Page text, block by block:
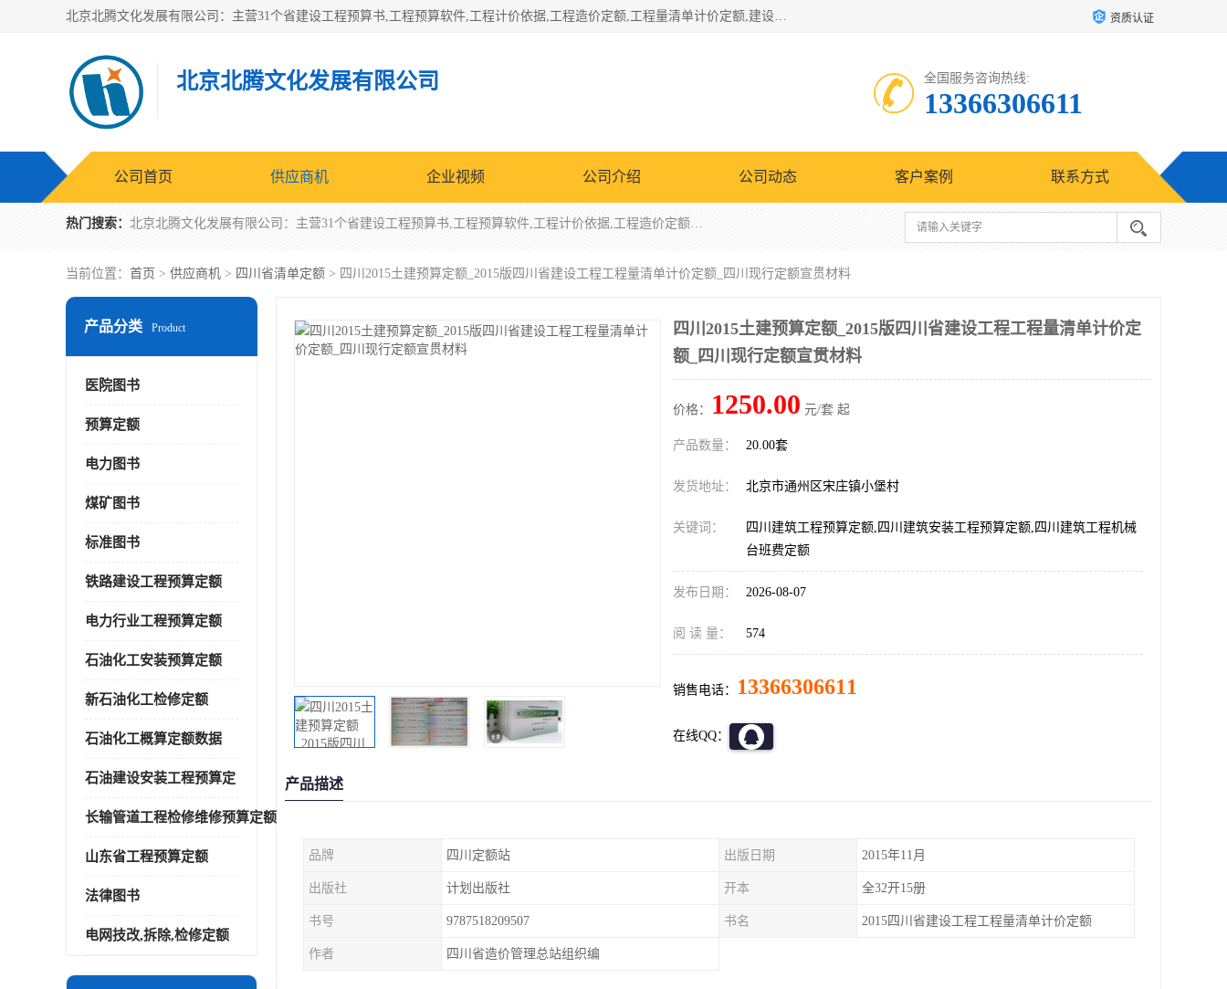
北京北腾文化发展有限公司：主营31个省建设工程预算书,工程预算软件,工程计价依据,工程造价定额,工程量清单计价定额,建设工程量消耗量定额,各行业工程预算定额,铁路定额,电力定额,矿山定额,*,黄金定额,钢铁企业检修定额,中石化安装检修定额,煤矿图书,医院书籍等.诚信的经营，在发展的同时公司不忘不断总结不断优化为客户的服务，和一如既往的热情赢得了新老客户的极高评价及青睐。 资质认证
北京北腾文化发展有限公司 全国服务咨询热线:
13366306611
公司首页 供应商机 企业视频 公司介绍 公司动态 客户案例 联系方式
热门搜索： 北京北腾文化发展有限公司：主营31个省建设工程预算书,工程预算软件,工程计价依据,工程造价定额,工程量清单计价定额,建设工程量消耗量定额,各行业工程预算定额,铁路定额,电力定额,矿山定额,*,黄金定额,钢铁企业检修定额,中石化安装检修定额,煤矿图书,医院书籍等.诚信的经营，在发展的同时公司不忘不断总结不断优化为客户的服务，和一如既往的热情赢得了新老客户的极高评价及青睐。
当前位置： 首页 > 供应商机 > 四川省清单定额 > 四川2015土建预算定额_2015版四川省建设工程工程量清单计价定额_四川现行定额宣贯材料
产品分类 Product
医院图书
预算定额
电力图书
煤矿图书
标准图书
铁路建设工程预算定额
电力行业工程预算定额
石油化工安装预算定额
新石油化工检修定额
石油化工概算定额数据
石油建设安装工程预算定
长输管道工程检修维修预算定额
山东省工程预算定额
法律图书
电网技改,拆除,检修定额
四川2015土建预算定额_2015版四川省建设工程工程量清单计价定
额_四川现行定额宣贯材料
价格： 1250.00 元/套 起
产品数量： 20.00套
发货地址： 北京市通州区宋庄镇小堡村
关键词：
四川建筑工程预算定额,四川建筑安装工程预算定额,四川建筑工程机械
台班费定额
发布日期： 2026-08-07
阅 读 量： 574
销售电话： 13366306611
在线QQ：
产品描述
品牌 四川定额站 出版日期 2015年11月
出版社 计划出版社 开本 全32开15册
书号 9787518209507 书名 2015四川省建设工程工程量清单计价定额
作者 四川省造价管理总站组织编